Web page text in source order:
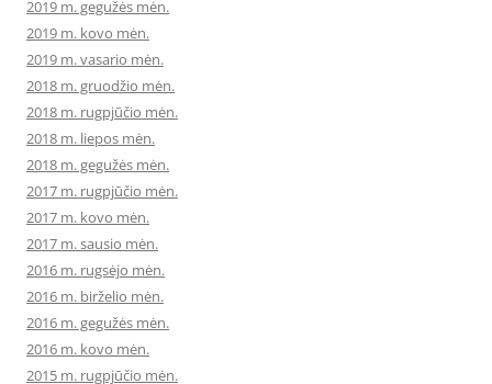
2019 m. gegužės mėn.
2019 m. kovo mėn.
2019 m. vasario mėn.
2018 m. gruodžio mėn.
2018 m. rugpjūčio mėn.
2018 m. liepos mėn.
2018 m. gegužės mėn.
2017 m. rugpjūčio mėn.
2017 m. kovo mėn.
2017 m. sausio mėn.
2016 m. rugsėjo mėn.
2016 m. birželio mėn.
2016 m. gegužės mėn.
2016 m. kovo mėn.
2015 m. rugpjūčio mėn.